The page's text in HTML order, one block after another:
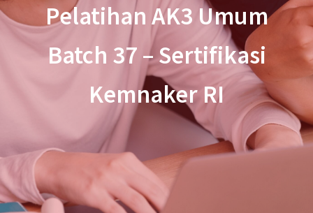
Pelatihan AK3 Umum
Batch 37 – Sertifikasi
Kemnaker RI